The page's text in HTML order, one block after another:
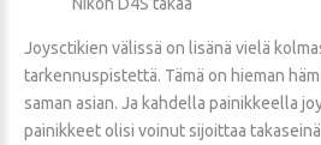
Nikon D4S takaa
Joysctikien välissä on lisänä vielä
tarkennuspistettä. Tämä on hieman
saman asian. Ja kahdella painikkeella
painikkeet olisi voinut sijoittaa